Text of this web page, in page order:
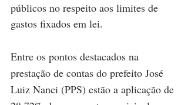
públicos no respeito aos limites de
gastos fixados em lei.
Entre os pontos destacados na
prestação de contas do prefeito José
Luiz Nanci (PPS) estão a aplicação de